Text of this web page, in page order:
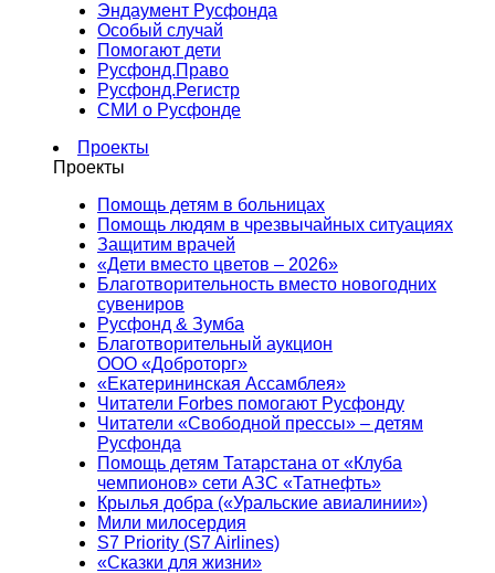
Эндаумент Русфонда
Особый случай
Помогают дети
Русфонд.Право
Русфонд.Регистр
СМИ о Русфонде
Проекты
Проекты
Помощь детям в больницах
Помощь людям в чрезвычайных ситуациях
Защитим врачей
«Дети вместо цветов – 2026»
Благотворительность вместо новогодних
сувениров
Русфонд & Зумба
Благотворительный аукцион
ООО «Доброторг»
«Екатерининская Ассамблея»
Читатели Forbes помогают Русфонду
Читатели «Свободной прессы» – детям
Русфонда
Помощь детям Татарстана от «Клуба
чемпионов» сети АЗС «Татнефть»
Крылья добра («Уральские авиалинии»)
Мили милосердия
S7 Priority (S7 Airlines)
«Сказки для жизни»